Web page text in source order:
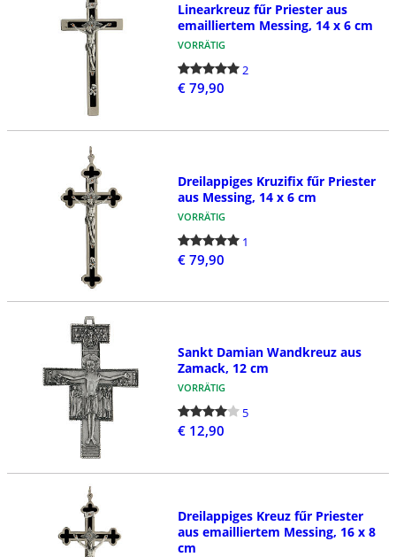
Linearkreuz fűr Priester aus
emailliertem Messing, 14 x 6 cm
VORRÄTIG
2
€ 79,90
Dreilappiges Kruzifix fűr Priester
aus Messing, 14 x 6 cm
VORRÄTIG
1
€ 79,90
Sankt Damian Wandkreuz aus
Zamack, 12 cm
VORRÄTIG
5
€ 12,90
Dreilappiges Kreuz fűr Priester
aus emailliertem Messing, 16 x 8
cm